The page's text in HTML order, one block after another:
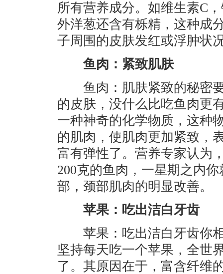
所有营养成分。如维生素C
外洋葱还含有栎精，这种成
子周围的皮肤发红或浮肿状
鱼肉：紧致肌肤
鱼肉：肌肤紧致的秘密要
的皮肤，没什么比吃鱼肉更
一种神奇的化学物质，这种
的肌肉，使肌肉更加紧致，
富有弹性了。营养专家认为
200克的鱼肉，一星期之内
部，颈部肌肉的明显改善。
苹果：吃出洁白牙齿
苹果：吃出洁白牙齿你相
坚持每天吃一个苹果，全世
了。其原因在于，富含纤维